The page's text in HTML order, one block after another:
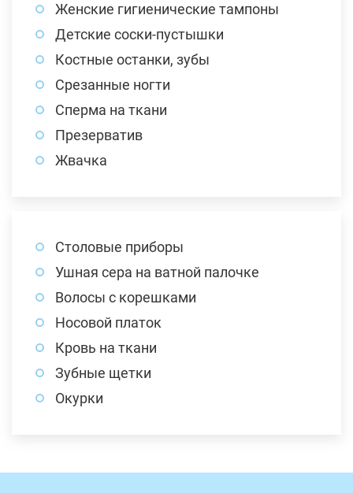
Женские гигиенические тампоны
Детские соски-пустышки
Костные останки, зубы
Срезанные ногти
Сперма на ткани
Презерватив
Жвачка
Столовые приборы
Ушная сера на ватной палочке
Волосы с корешками
Носовой платок
Кровь на ткани
Зубные щетки
Окурки